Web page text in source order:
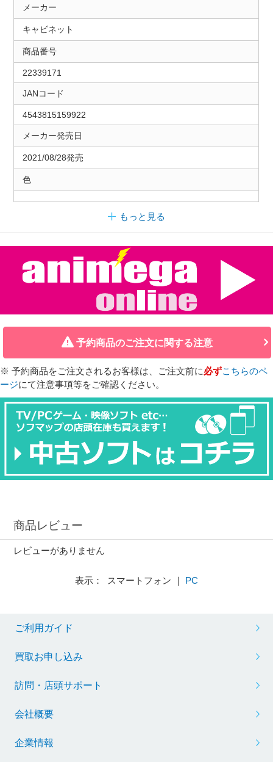
メーカー
キャビネット
商品番号
22339171
JANコード
4543815159922
メーカー発売日
2021/08/28発売
色
もっと見る
予約商品のご注文に関する注意
※ 予約商品をご注文されるお客様は、ご注文前に必ずこちらのペ
ージにて注意事項等をご確認ください。
商品レビュー
レビューがありません
表示： スマートフォン ｜ PC
ご利用ガイド
買取お申し込み
訪問・店頭サポート
会社概要
企業情報